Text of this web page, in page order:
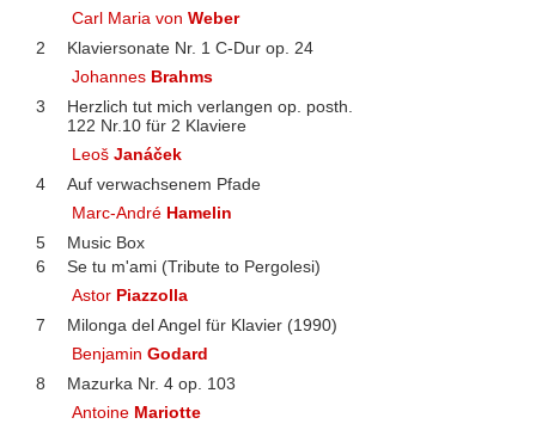
Carl Maria vonWeber
2
Klaviersonate Nr. 1 C-Dur op. 24
Johannes Brahms
3
Herzlich tut mich verlangen op. posth.
122 Nr.10 für 2 Klaviere
LeošJanáček
4
Auf verwachsenem Pfade
Marc-André Hamelin
5
Music Box
6
Se tu m'ami (Tribute to Pergolesi)
Astor Piazzolla
7
Milonga del Angel für Klavier (1990)
BenjaminGodard
8
Mazurka Nr. 4 op. 103
Antoine Mariotte